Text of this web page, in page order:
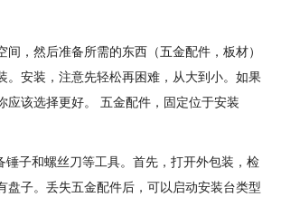
间，然后准备所需的东西（五金配件，板材）
。安装，注意先轻松再困难，从大到小。如果
应该选择更好。 五金配件，固定位于安装
锤子和螺丝刀等工具。首先，打开外包装，检
盘子。丢失五金配件后，可以启动安装台类型